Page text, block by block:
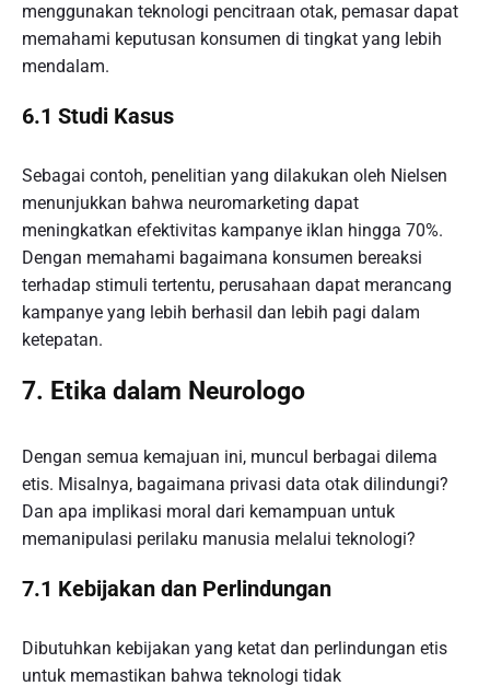
menggunakan teknologi pencitraan otak, pemasar dapat
memahami keputusan konsumen di tingkat yang lebih
mendalam.
6.1 Studi Kasus
Sebagai contoh, penelitian yang dilakukan oleh Nielsen
menunjukkan bahwa neuromarketing dapat
meningkatkan efektivitas kampanye iklan hingga 70%.
Dengan memahami bagaimana konsumen bereaksi
terhadap stimuli tertentu, perusahaan dapat merancang
kampanye yang lebih berhasil dan lebih pagi dalam
ketepatan.
7. Etika dalam Neurologo
Dengan semua kemajuan ini, muncul berbagai dilema
etis. Misalnya, bagaimana privasi data otak dilindungi?
Dan apa implikasi moral dari kemampuan untuk
memanipulasi perilaku manusia melalui teknologi?
7.1 Kebijakan dan Perlindungan
Dibutuhkan kebijakan yang ketat dan perlindungan etis
untuk memastikan bahwa teknologi tidak